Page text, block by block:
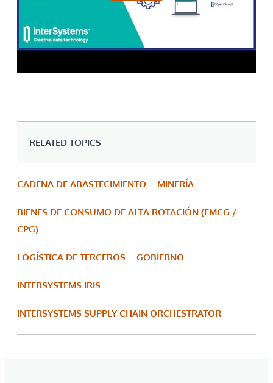
RELATED TOPICS
CADENA DE ABASTECIMIENTO MINERÍA
BIENES DE CONSUMO DE ALTA ROTACIÓN (FMCG /
CPG)
LOGÍSTICA DE TERCEROS GOBIERNO
INTERSYSTEMS IRIS
INTERSYSTEMS SUPPLY CHAIN ORCHESTRATOR